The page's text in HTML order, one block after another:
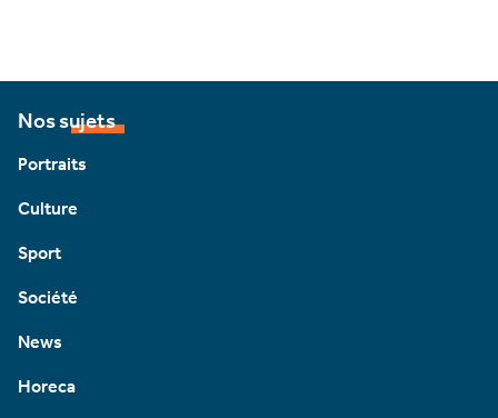
Nos sujets
Portraits
Culture
Sport
Société
News
Horeca